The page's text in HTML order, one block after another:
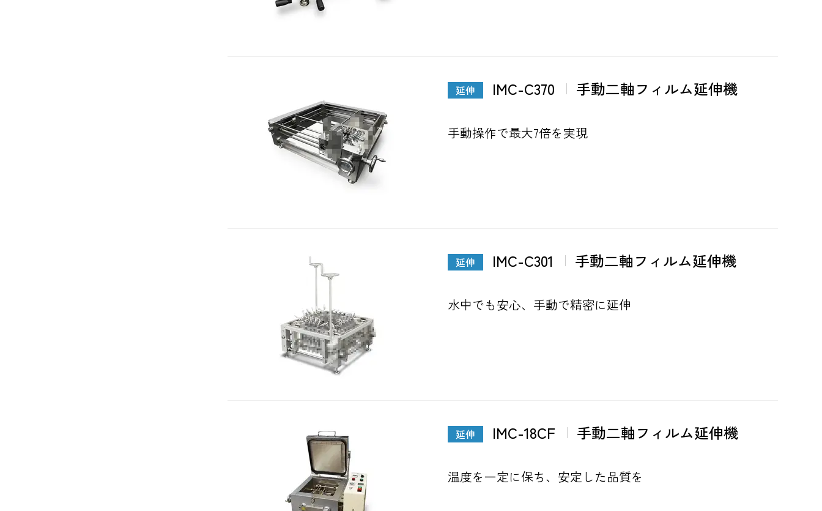
延伸 IMC-C370 手動二軸フィルム延伸機
手動操作で最大7倍を実現
延伸 IMC-C301 手動二軸フィルム延伸機
水中でも安心、手動で精密に延伸
延伸 IMC-18CF 手動二軸フィルム延伸機
温度を一定に保ち、安定した品質を